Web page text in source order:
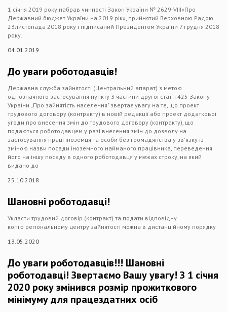
1 січня 2019 року набрав чинності Закон України № 2629-VIII«Про
Державний бюджет України на 2019 рік», прийнятий Верховною Радою
23листопада 2018 року і підписаний Президентом України 7 грудня 2018
року.
04.01.2019
До уваги роботодавців!
Державна служба зайнятості (Центральний апарат) з метою
однозначного застосування пункту 3 частини другої статті 425 Закону
України „Про зайнятість населення" звертає увагу на те, що проект
трудового договору (контракту) в новій редакції або проект додаткової
угоди про внесення змін до трудового договору (контракту), що
подаються роботодавцем у разі внесення змін до дозволу на
застосування праці іноземця та особи без громадянства у зв'язку із
зміною назви посади іноземного найманого працівника, переведення
його на іншу посаду в одного роботодавця у межах строку, на який
видано до
25.10.2018
Шановні роботодавці!
Укласти трудовий договір (контракт) та подати відповідну
копію регіональному центру зайнятості можна в дистанційному порядку
13.05.2020
До уваги роботодавців!!! Шановні
роботодавці! Звертаємо Вашу увагу! З 1 січня
2020 року змінився розмір прожиткового
мінімуму для працездатних осіб